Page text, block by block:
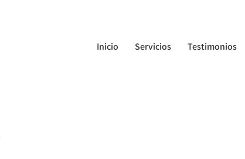
Inicio Servicios Testimonios